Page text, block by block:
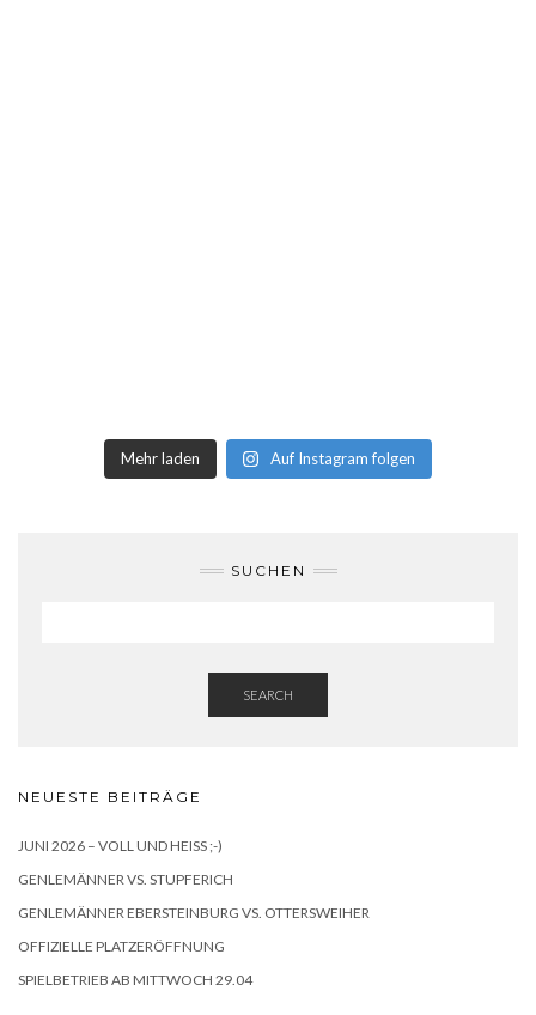
Mehr laden Auf Instagram folgen
SUCHEN
SEARCH
NEUESTE BEITRÄGE
JUNI 2026 – VOLL UND HEISS ;-)
GENLEMÄNNER VS. STUPFERICH
GENLEMÄNNER EBERSTEINBURG VS. OTTERSWEIHER
OFFIZIELLE PLATZERÖFFNUNG
SPIELBETRIEB AB MITTWOCH 29.04